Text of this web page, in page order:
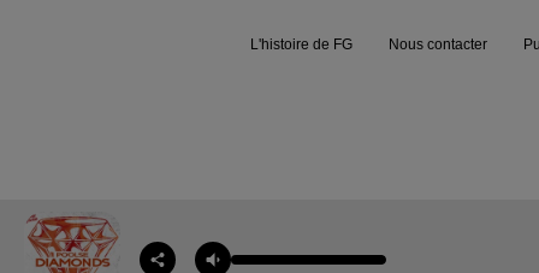
L'histoire de FG Nous contacter